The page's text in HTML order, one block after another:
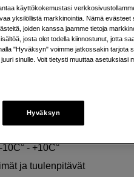
Photography Gloves Professional
valokuvaushanskat
sormenpäillä
myymälä: Varastotilanne
- +10C°
ja tuulenpitävät
käyttökokemustasi
yksilöllistä markkinointia. Nämä evästeet
joiden kanssa jaamme tietoja
josta olet todella kiinnostunut, jotta
"Hyväksyn" voimme jatkossakin tarjota
sinulle. Voit tietysti muuttaa asetuksiasi
Hyväksyn